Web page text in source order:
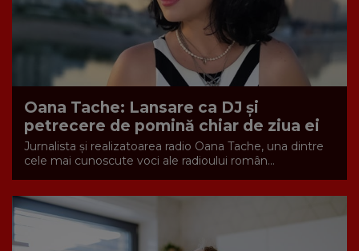
Oana Tache: Lansare ca DJ și
petrecere de pomină chiar de ziua ei
Jurnalista și realizatoarea radio Oana Tache, una dintre
cele mai cunoscute voci ale radioului român...